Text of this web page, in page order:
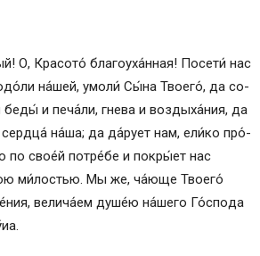
О, Кра­со­то́ благоуха́нная! Посети́ нас
на́­шей, умо­ли́ Сы́­на Тво­его́, да со­
бе­ды́ и пе­ча́­ли, гне­ва и воздыха́ния, да
на́­ша; да да́­ру­ет нам, ели́ко про́­
по свое́й потре́бе и покры́ет нас
ми́лостью. Мы же, ча́юще Тво­его́
ве­ли­ча́­ем ду­ше́ю на́­ше­го Го́с­по­да